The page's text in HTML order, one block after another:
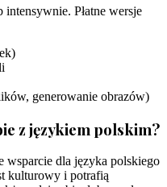
Płatne wersje
generowanie obrazów)
z językiem polskim?
wsparcie dla języka polskiego
kulturowy i potrafią